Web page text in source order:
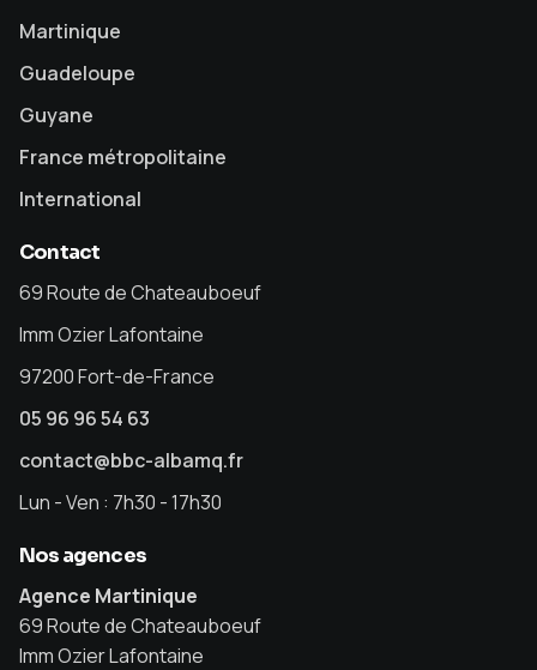
Martinique
Guadeloupe
Guyane
France métropolitaine
International
Contact
69 Route de Chateauboeuf
Imm Ozier Lafontaine
97200 Fort-de-France
05 96 96 54 63
contact@bbc-albamq.fr
Lun - Ven : 7h30 - 17h30
Nos agences
Agence Martinique
69 Route de Chateauboeuf
Imm Ozier Lafontaine